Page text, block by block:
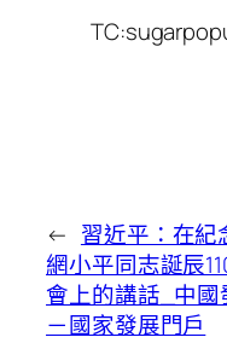
← 習近平：在紀
網小平同志誕辰
會上的講話_中國
－國家發展門戶